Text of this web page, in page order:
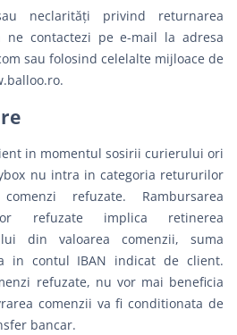
neclarităţi privind returnarea
contactezi pe e-mail la adresa
sau folosind celelalte mijloace de
in momentul sosirii curierului ori
nu intra in categoria retururilor
refuzate. Rambursarea
refuzate implica retinerea
din valoarea comenzii, suma
in contul IBAN indicat de client.
refuzate, nu vor mai beneficia
comenzii va fi conditionata de
bancar.